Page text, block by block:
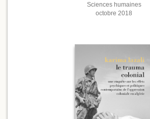
Sciences humaines
octobre 2018